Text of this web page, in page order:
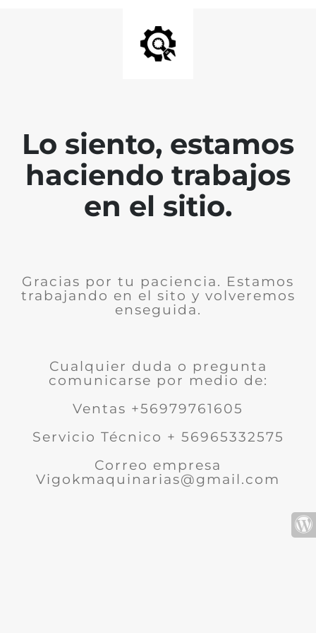
Lo siento, estamos
haciendo trabajos
en el sitio.
Gracias por tu paciencia. Estamos
trabajando en el sito y volveremos
enseguida.
Cualquier duda o pregunta
comunicarse por medio de:
Ventas +56979761605
Servicio Técnico + 56965332575
Correo empresa
Vigokmaquinarias@gmail.com